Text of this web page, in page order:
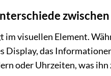
visuellen Element.
Display, das
oder Uhrzeiten, was